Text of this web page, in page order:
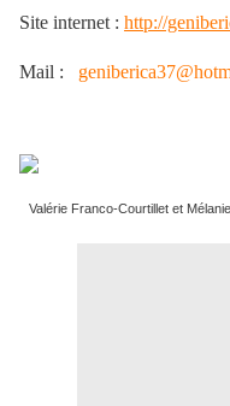
Site internet : http://
Mail :
Valérie Franco-Courtillet et